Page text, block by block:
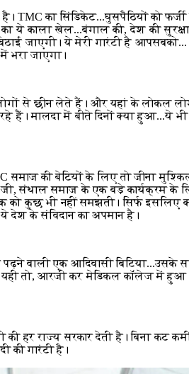
TMC का सिंडिकेट...घुसपैठियों को
का ये काला खेल...बंगाल की, देश की
जाएगी। ये मेरी गारंटी है
भरा जाएगा।
से छीन लेते हैं। और यहां के लोकल
हैं। मालदा में बीते दिनों क्या
समाज की बेटियों के लिए तो जीना
जी, संथाल समाज के एक बड़े कार्यक्रम
को कुछ भी नहीं समझती। सिर्फ
देश के संविदान का अपमान है।
वाली एक आदिवासी बिटिया...उसके
यही तो, आरजी कर मेडिकल कॉलेज में
की हर राज्य सरकार देती है। बिना
की गारंटी है।